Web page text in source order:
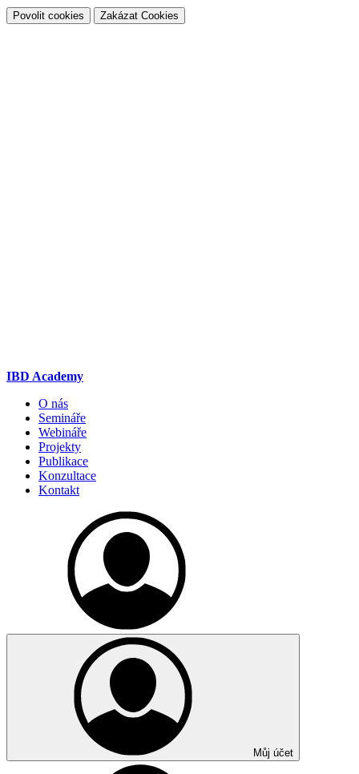
Povolit cookies Zakázat Cookies
IBD Academy
O nás
Semináře
Webináře
Projekty
Publikace
Konzultace
Kontakt
Můj účet